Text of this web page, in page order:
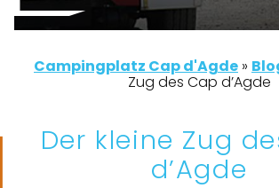
Campingplatz Cap d'Agde »
Zug des Cap d’Agde
Der kleine Zug
d’Agde